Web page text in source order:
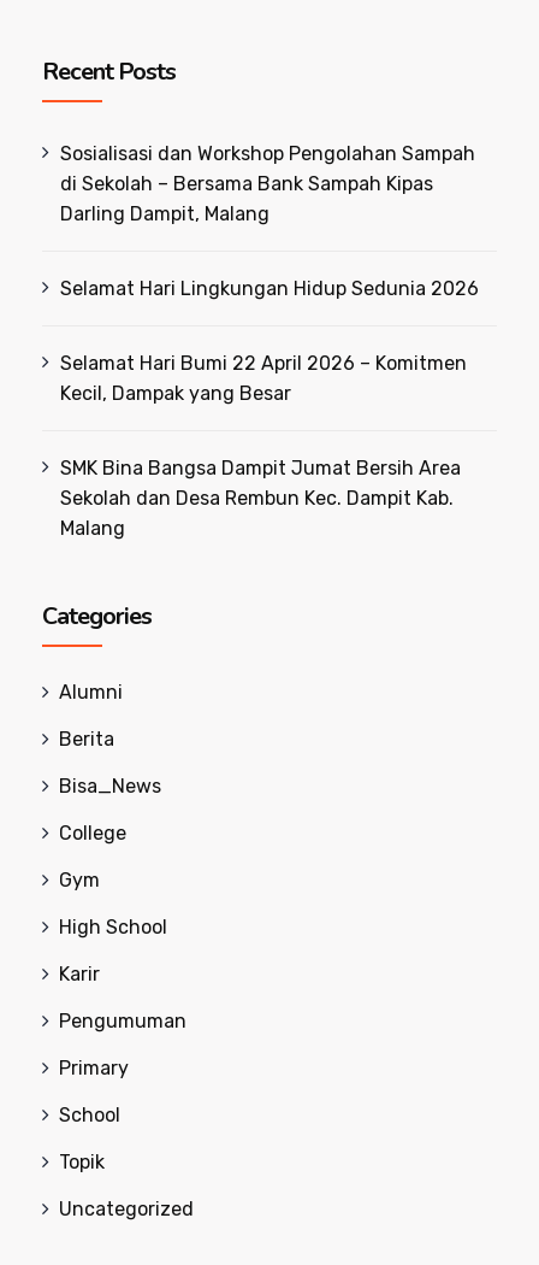
Recent Posts
Sosialisasi dan Workshop Pengolahan Sampah
di Sekolah – Bersama Bank Sampah Kipas
Darling Dampit, Malang
Selamat Hari Lingkungan Hidup Sedunia 2026
Selamat Hari Bumi 22 April 2026 – Komitmen
Kecil, Dampak yang Besar
SMK Bina Bangsa Dampit Jumat Bersih Area
Sekolah dan Desa Rembun Kec. Dampit Kab.
Malang
Categories
Alumni
Berita
Bisa_News
College
Gym
High School
Karir
Pengumuman
Primary
School
Topik
Uncategorized